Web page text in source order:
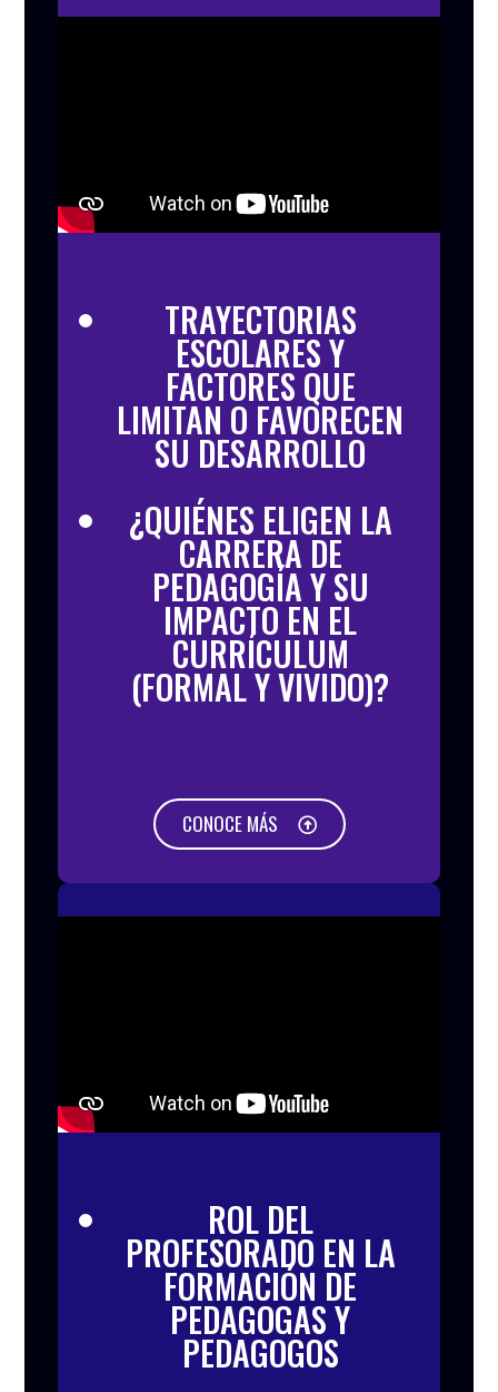
TRAYECTORIAS
ESCOLARES Y
FACTORES QUE
LIMITAN O FAVORECEN
SU DESARROLLO
¿QUIÉNES ELIGEN LA
CARRERA DE
PEDAGOGÍA Y SU
IMPACTO EN EL
CURRÍCULUM
(FORMAL Y VIVIDO)?
CONOCE MÁS
ROL DEL
PROFESORADO EN LA
FORMACIÓN DE
PEDAGOGAS Y
PEDAGOGOS